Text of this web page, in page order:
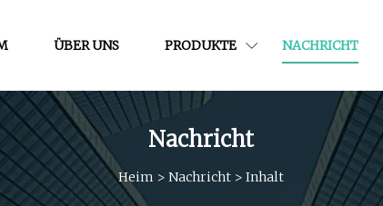
ÜBER UNS PRODUKTE NACHRICHT
Nachricht
Heim > Nachricht > Inhalt